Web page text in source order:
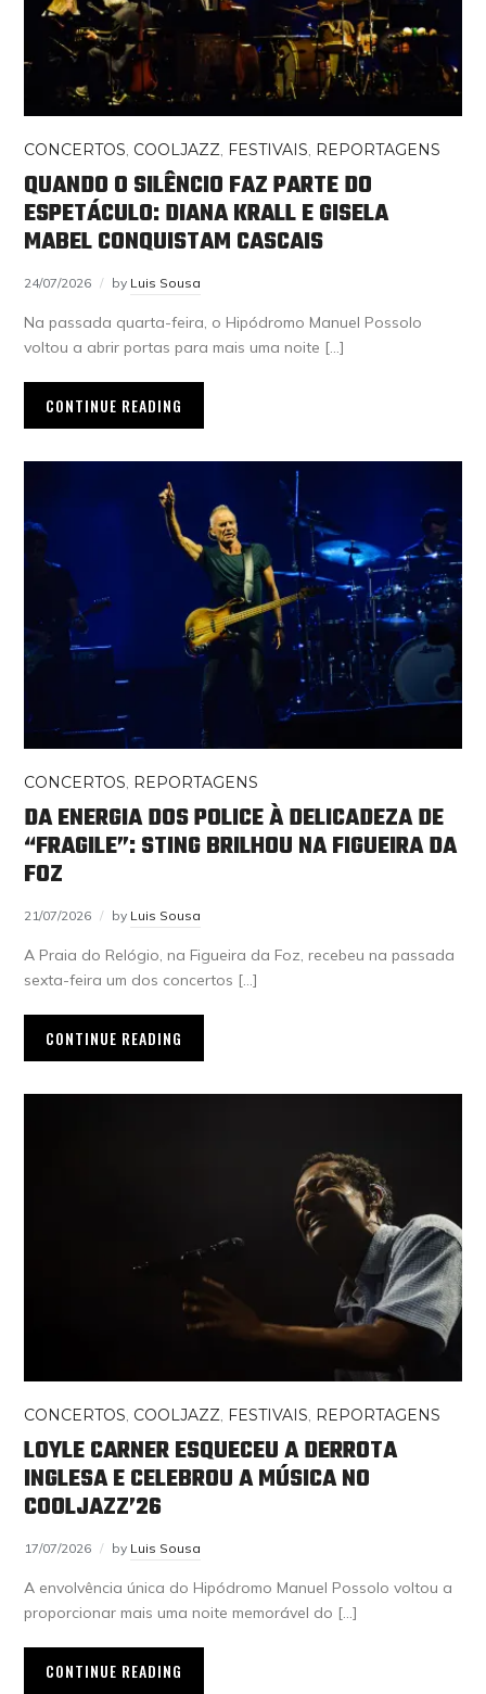
CONCERTOS COOLJAZZ FESTIVAIS REPORTAGENS
QUANDO O SILÊNCIO FAZ PARTE DO
ESPETÁCULO: DIANA KRALL E GISELA
MABEL CONQUISTAM CASCAIS
24/07/2026 by Luis Sousa
Na passada quarta-feira, o Hipódromo Manuel Possolo
voltou a abrir portas para mais uma noite […]
CONTINUE READING
CONCERTOS, REPORTAGENS
DA ENERGIA DOS POLICE À DELICADEZA DE
“FRAGILE”: STING BRILHOU NA FIGUEIRA DA
FOZ
21/07/2026 by Luis Sousa
A Praia do Relógio, na Figueira da Foz, recebeu na passada
sexta-feira um dos concertos […]
CONTINUE READING
CONCERTOS, COOLJAZZ, FESTIVAIS, REPORTAGENS
LOYLE CARNER ESQUECEU A DERROTA
INGLESA E CELEBROU A MÚSICA NO
COOLJAZZ’26
17/07/2026 by Luis Sousa
A envolvência única do Hipódromo Manuel Possolo voltou a
proporcionar mais uma noite memorável do […]
CONTINUE READING